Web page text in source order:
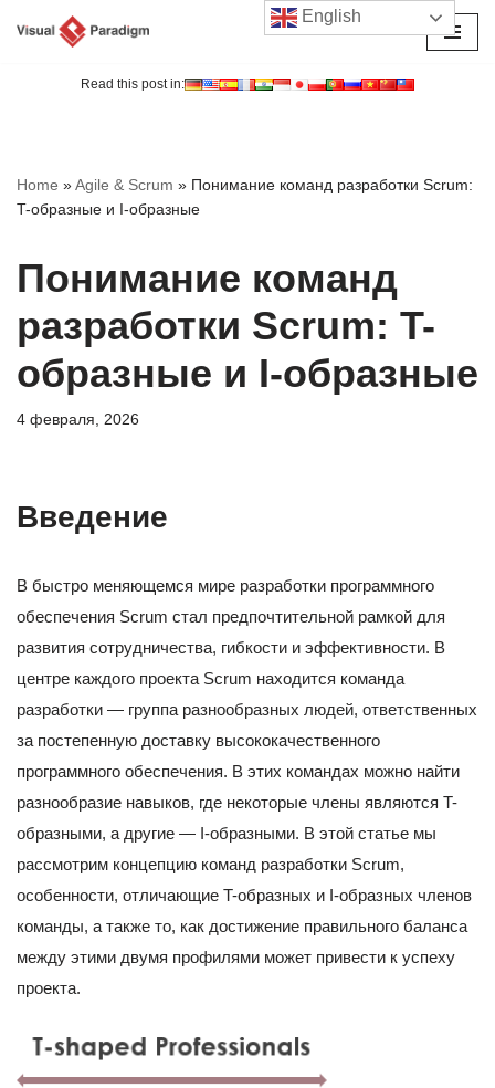
Read this post in:
Home »Agile & Scrum » Понимание команд разработки Scrum:
T-образные и I-образные
Понимание команд
разработки Scrum: T-
образные и I-образные
4 февраля, 2026
Введение
В быстро меняющемся мире разработки программного
обеспечения Scrum стал предпочтительной рамкой для
развития сотрудничества, гибкости и эффективности. В
центре каждого проекта Scrum находится команда
разработки — группа разнообразных людей, ответственных
за постепенную доставку высококачественного
программного обеспечения. В этих командах можно найти
разнообразие навыков, где некоторые члены являются T-
образными, а другие — I-образными. В этой статье мы
рассмотрим концепцию команд разработки Scrum,
особенности, отличающие T-образных и I-образных членов
команды, а также то, как достижение правильного баланса
между этими двумя профилями может привести к успеху
проекта.
English